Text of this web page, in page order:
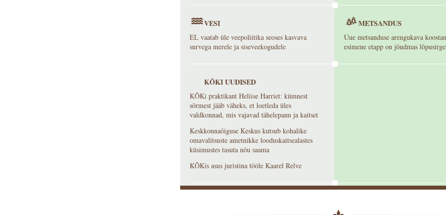
VESI
EL vaatab üle veepoliitika seoses kasvava
survega merele ja siseveekogudele
METSANDUS
Uue metsanduse arengukava
esimene etapp on jõudmas
KÕKI UUDISED
KÕKi praktikant Heliise Harriet: kümnest
sõrmest jääb väheks, et loetleda üles
valdkonnad, mis vajavad tähelepanu ja kaitset
Keskkonnaõiguse Keskus kutsub kohalike
omavalitsuste ametnikke looduskaitsealastes
küsimustes tasuta nõu saama
KÕKis asus juristina tööle Kaarel Relve